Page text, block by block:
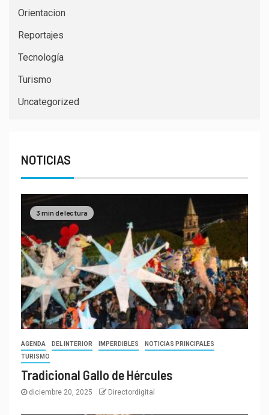
Orientacion
Reportajes
Tecnología
Turismo
Uncategorized
NOTICIAS
3 min de lectura
AGENDA DEL INTERIOR IMPERDIBLES
NOTICIAS PRINCIPALES
TURISMO
Tradicional Gallo de Hércules
diciembre 20, 2025 Directordigital